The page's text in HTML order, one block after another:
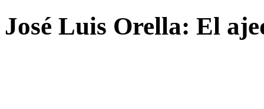
José Luis Orella: El